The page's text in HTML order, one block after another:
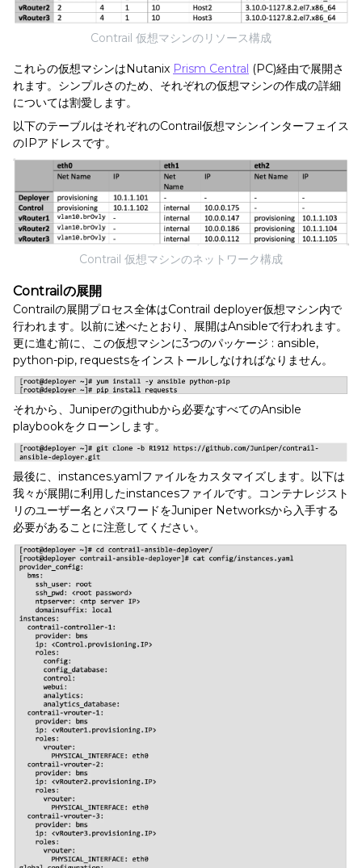
Contrail 仮想マシンのリソース構成
これらの仮想マシンはNutanix Prism Central (PC)経由で展開さ
れます。シンプルさのため、それぞれの仮想マシンの作成の詳細
については割愛します。
以下のテーブルはそれぞれのContrail仮想マシンインターフェイス
のIPアドレスです。
Contrail 仮想マシンのネットワーク構成
Contrailの展開
Contrailの展開プロセス全体はContrail deployer仮想マシン内で
行われます。以前に述べたとおり、展開はAnsibleで行われます。
更に進む前に、この仮想マシンに3つのパッケージ : ansible,
python-pip, requestsをインストールしなければなりません。
それから、Juniperのgithubから必要なすべてのAnsible
playbookをクローンします。
最後に、instances.yamlファイルをカスタマイズします。以下は
我々が展開に利用したinstancesファイルです。コンテナレジスト
リのユーザー名とパスワードをJuniper Networksから入手する
必要があることに注意してください。